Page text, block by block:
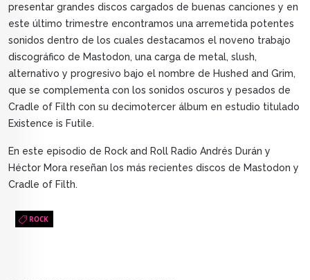
presentar grandes discos cargados de buenas canciones y en
este último trimestre encontramos una arremetida potentes
sonidos dentro de los cuales destacamos el noveno trabajo
discográfico de Mastodon, una carga de metal, slush,
alternativo y progresivo bajo el nombre de Hushed and Grim,
que se complementa con los sonidos oscuros y pesados de
Cradle of Filth con su decimotercer álbum en estudio titulado
Existence is Futile.
En este episodio de Rock and Roll Radio Andrés Durán y
Héctor Mora reseñan los más recientes discos de Mastodon y
Cradle of Filth.
ROCK